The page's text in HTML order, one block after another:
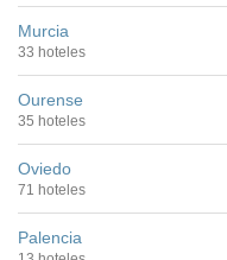
Murcia
33 hoteles
Ourense
35 hoteles
Oviedo
71 hoteles
Palencia